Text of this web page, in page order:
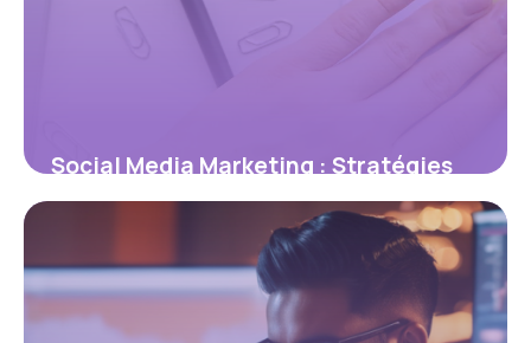
Social Media Marketing : Stratégies
Gagnantes 2026